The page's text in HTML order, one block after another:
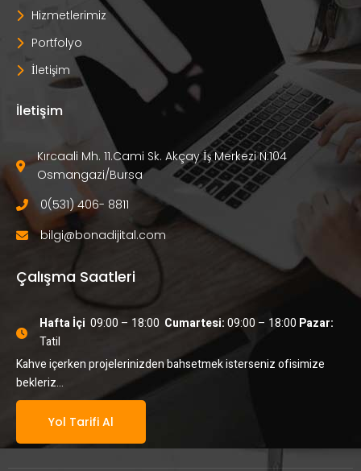
Hizmetlerimiz
Portfolyo
İletişim
İletişim
Kırcaali Mh. 11.Cami Sk. Akçay İş Merkezi N:104
Osmangazi/Bursa
0(531) 406- 8811
bilgi@bonadijital.com
Çalışma Saatleri
Hafta İçi
  09:00 – 18:00
Cumartesi: 09:00 – 18:00 Pazar:
Tatil
Kahve içerken projelerinizden bahsetmek isterseniz ofisimize
bekleriz…
Yol Tarifi Al